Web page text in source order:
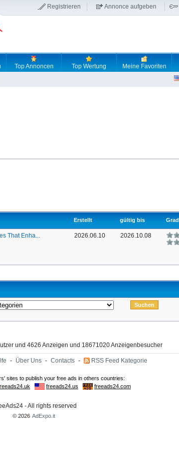
Registrieren Annonce aufgeben
Top Annoncen Top Wertung Meine Favoriten
Erstellt gültig bis Grad
That Enha... 2026.06.10 2026.10.08
und 4626 Anzeigen und 18671020 Anzeigenbesucher
- Über Uns - Contacts - RSS Feed Kategorie
- All rights reserved
© 2026 AdExpo.it